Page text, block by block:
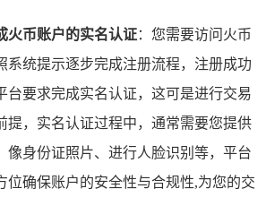
火币账户的实名认证：您需要访问火币
系统提示逐步完成注册流程，注册成功
台要求完成实名认证，这可是进行交易
提，实名认证过程中，通常需要您提供
像身份证照片、进行人脸识别等，平台
位确保账户的安全性与合规性,为您的交